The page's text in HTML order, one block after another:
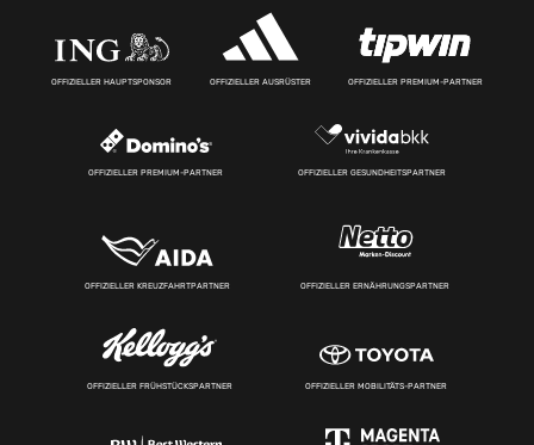
OFFIZIELLER HAUPTSPONSOR OFFIZIELLER AUSRÜSTER OFFIZIELLER PREMIUM-PARTNER
OFFIZIELLER PREMIUM-PARTNER OFFIZIELLER GESUNDHEITSPARTNER
OFFIZIELLER KREUZFAHRTPARTNER OFFIZIELLER ERNÄHRUNGSPARTNER
OFFIZIELLER FRÜHSTÜCKSPARTNER OFFIZIELLER MOBILITÄTS-PARTNER